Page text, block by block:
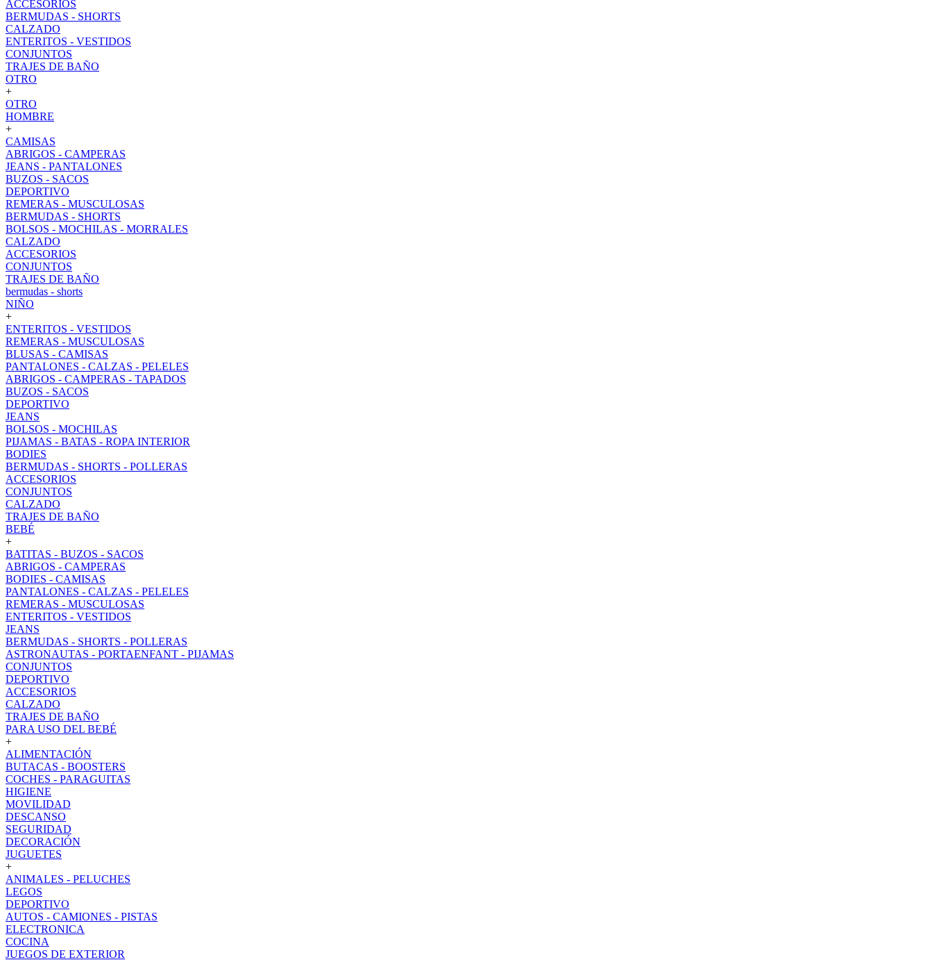
ACCESORIOS
BERMUDAS - SHORTS
CALZADO
ENTERITOS - VESTIDOS
CONJUNTOS
TRAJES DE BAÑO
OTRO
+
OTRO
HOMBRE
+
CAMISAS
ABRIGOS - CAMPERAS
JEANS - PANTALONES
BUZOS - SACOS
DEPORTIVO
REMERAS - MUSCULOSAS
BERMUDAS - SHORTS
BOLSOS - MOCHILAS - MORRALES
CALZADO
ACCESORIOS
CONJUNTOS
TRAJES DE BAÑO
bermudas - shorts
NIÑO
+
ENTERITOS - VESTIDOS
REMERAS - MUSCULOSAS
BLUSAS - CAMISAS
PANTALONES - CALZAS - PELELES
ABRIGOS - CAMPERAS - TAPADOS
BUZOS - SACOS
DEPORTIVO
JEANS
BOLSOS - MOCHILAS
PIJAMAS - BATAS - ROPA INTERIOR
BODIES
BERMUDAS - SHORTS - POLLERAS
ACCESORIOS
CONJUNTOS
CALZADO
TRAJES DE BAÑO
BEBÉ
+
BATITAS - BUZOS - SACOS
ABRIGOS - CAMPERAS
BODIES - CAMISAS
PANTALONES - CALZAS - PELELES
REMERAS - MUSCULOSAS
ENTERITOS - VESTIDOS
JEANS
BERMUDAS - SHORTS - POLLERAS
ASTRONAUTAS - PORTAENFANT - PIJAMAS
CONJUNTOS
DEPORTIVO
ACCESORIOS
CALZADO
TRAJES DE BAÑO
PARA USO DEL BEBÉ
+
ALIMENTACIÓN
BUTACAS - BOOSTERS
COCHES - PARAGUITAS
HIGIENE
MOVILIDAD
DESCANSO
SEGURIDAD
DECORACIÓN
JUGUETES
+
ANIMALES - PELUCHES
LEGOS
DEPORTIVO
AUTOS - CAMIONES - PISTAS
ELECTRONICA
COCINA
JUEGOS DE EXTERIOR